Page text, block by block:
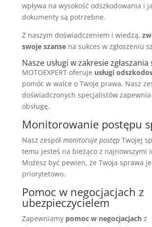
wpływa na wysokość odszkodowania i
dokumenty są potrzebne.
Z naszym doświadczeniem i wiedzą,
swoje szansena sukces w zgłoszeniu
Nasze usługi w zakresie zgłaszania
MOTOEXPERT oferuje usługi
pomóc w walce o Twoje prawa. Nasz
doświadczonych specjalistów
obsługę.
Monitorowanie postępu
Nasz zespół monitoruje postępTwojej
temu jesteś na bieżąco z najnowszymi
Możesz być pewien, że Twoja sprawa
priorytetowo.
Pomoc w negocjacjach z
ubezpieczycielem
Zapewniamy pomoc w negocjacjachz